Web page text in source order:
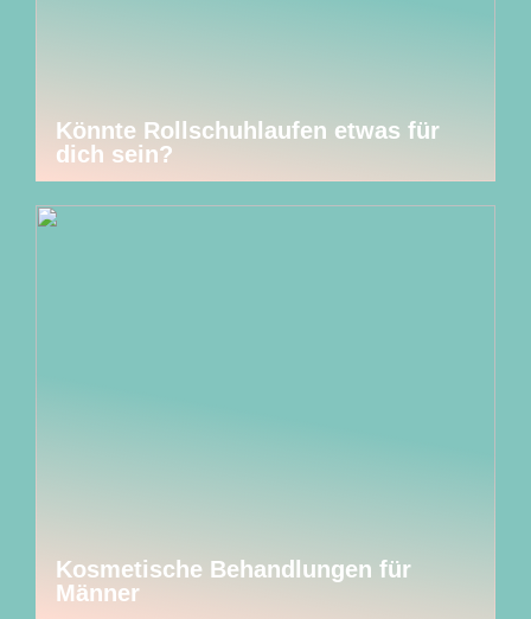
Könnte Rollschuhlaufen etwas für
dich sein?
Kosmetische Behandlungen für
Männer